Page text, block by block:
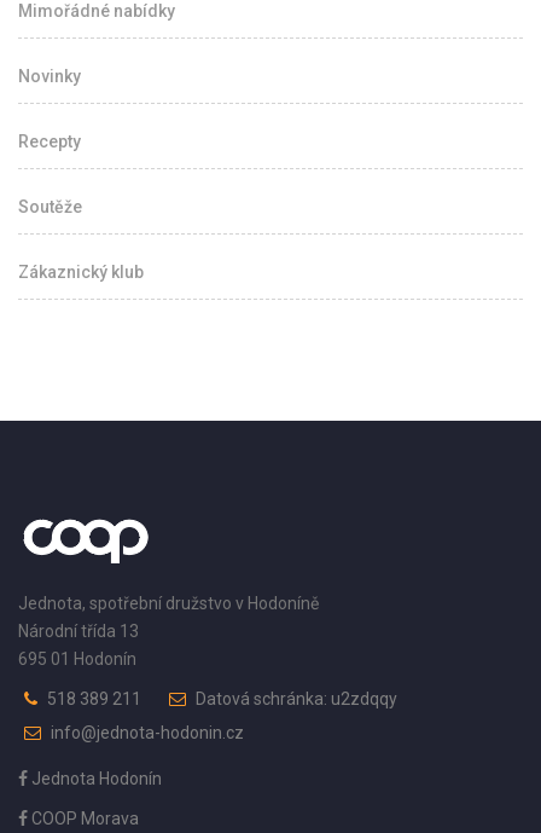
Mimořádné nabídky
Novinky
Recepty
Soutěže
Zákaznický klub
Jednota, spotřební družstvo v Hodoníně
Národní třída 13
695 01 Hodonín
518 389 211
Datová schránka: u2zdqqy
info@jednota-hodonin.cz
Jednota Hodonín
COOP Morava